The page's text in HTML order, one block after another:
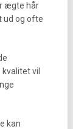
ægte hår
ud og ofte
vil
kan